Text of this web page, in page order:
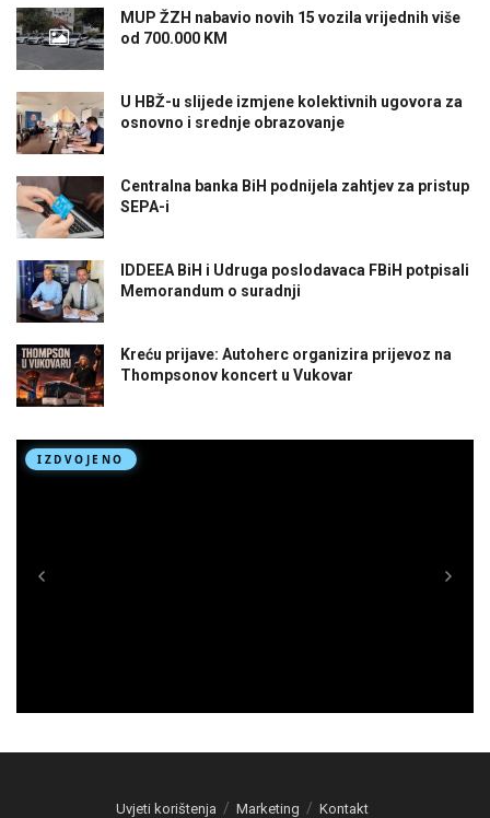
MUP ŽZH nabavio novih 15 vozila vrijednih više
od 700.000 KM
U HBŽ-u slijede izmjene kolektivnih ugovora za
osnovno i srednje obrazovanje
Centralna banka BiH podnijela zahtjev za pristup
SEPA-i
IDDEEA BiH i Udruga poslodavaca FBiH potpisali
Memorandum o suradnji
Kreću prijave: Autoherc organizira prijevoz na
Thompsonov koncert u Vukovar
Uvjeti korištenja Marketing Kontakt